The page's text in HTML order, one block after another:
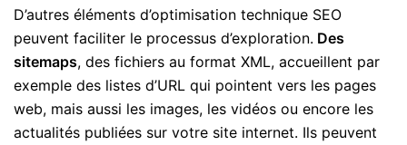
D’autres éléments d’optimisation technique SEO
peuvent faciliter le processus d’exploration. Des
sitemaps, des fichiers au format XML, accueillent par
exemple des listes d’URL qui pointent vers les pages
web, mais aussi les images, les vidéos ou encore les
actualités publiées sur votre site internet. Ils peuvent